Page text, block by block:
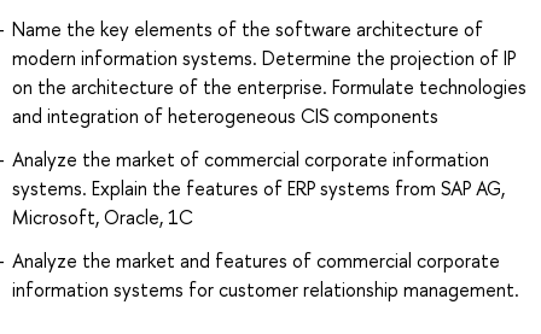
Name the key elements of the software architecture of
modern information systems. Determine the projection of IP
on the architecture of the enterprise. Formulate technologies
and integration of heterogeneous CIS components
Analyze the market of commercial corporate information
systems. Explain the features of ERP systems from SAP AG,
Microsoft, Oracle, 1C
Analyze the market and features of commercial corporate
information systems for customer relationship management.